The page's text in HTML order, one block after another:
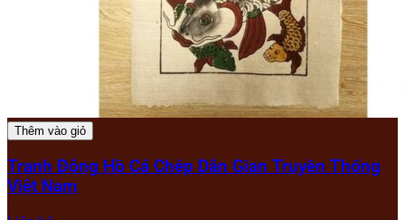
Thêm vào giỏ
Tranh Đông Hồ Cá Chép Dân Gian Truyền Thống
Việt Nam